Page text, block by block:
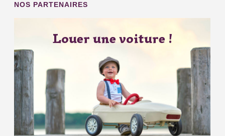
NOS PARTENAIRES
Louer une voiture !